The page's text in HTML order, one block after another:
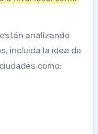
analizando
incluida la idea de
como: